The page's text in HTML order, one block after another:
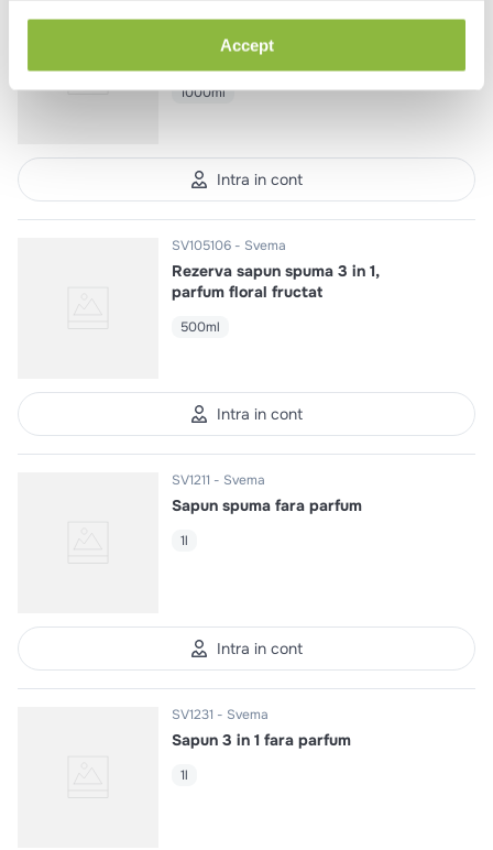
Accept
Rezerva sapun spuma parfum
botanic
1000ml
Intra in cont
SV105106 Svema
Rezerva sapun spuma 3 in 1,
parfum floral fructat
500ml
Intra in cont
SV1211 Svema
Sapun spuma fara parfum
1l
Intra in cont
SV1231 Svema
Sapun 3 in 1 fara parfum
1l